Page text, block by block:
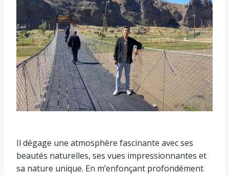
Il dégage une atmosphère fascinante avec ses
beautés naturelles, ses vues impressionnantes et
sa nature unique. En m’enfonçant profondément